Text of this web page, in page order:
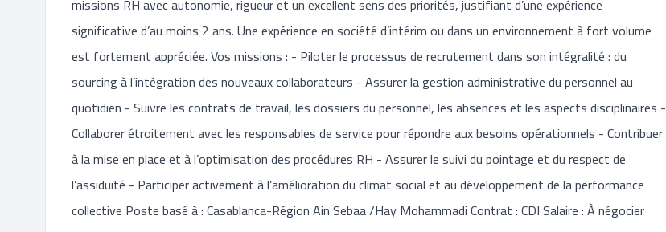
missions RH avec autonomie, rigueur et un excellent sens des priorités, justifiant d’une expérience
significative d’au moins 2 ans. Une expérience en société d’intérim ou dans un environnement à fort volume
est fortement appréciée. Vos missions : - Piloter le processus de recrutement dans son intégralité : du
sourcing à l’intégration des nouveaux collaborateurs - Assurer la gestion administrative du personnel au
quotidien - Suivre les contrats de travail, les dossiers du personnel, les absences et les aspects disciplinaires -
Collaborer étroitement avec les responsables de service pour répondre aux besoins opérationnels - Contribuer
à la mise en place et à l’optimisation des procédures RH - Assurer le suivi du pointage et du respect de
l’assiduité - Participer activement à l’amélioration du climat social et au développement de la performance
collective Poste basé à : Casablanca-Région Ain Sebaa /Hay Mohammadi Contrat : CDI Salaire : À négocier